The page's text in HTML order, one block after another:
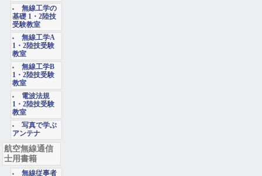
無線工学の
基礎 1・2陸技
受験教室
無線工学A
1・2陸技受験
教室
無線工学B
1・2陸技受験
教室
電波法規
1・2陸技受験
教室
写真で学ぶ
アンテナ
航空無線通信
士用書籍
無線従事者